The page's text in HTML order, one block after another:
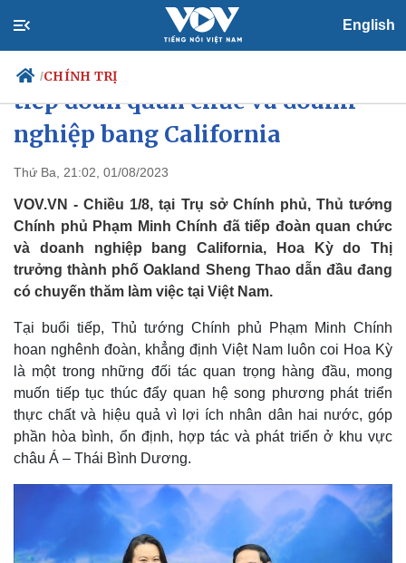
English
/CHÍNH TRỊ
Chính trị
Tổ chức nhân sự
Quốc hội
Nhận diện sự thật
Tin 24h
Dự báo thời tiết
Giáo dục
Dấu ấn VOV
Việc làm
Biển đảo
Thủ tướng Phạm Minh Chính
tiếp đoàn quan chức và doanh
nghiệp bang California
Thứ Ba, 21:02, 01/08/2023
VOV.VN - Chiều 1/8, tại Trụ sở Chính phủ, Thủ tướng
Chính phủ Phạm Minh Chính đã tiếp đoàn quan chức
và doanh nghiệp bang California, Hoa Kỳ do Thị
trưởng thành phố Oakland Sheng Thao dẫn đầu đang
có chuyến thăm làm việc tại Việt Nam.
Tại buổi tiếp, Thủ tướng Chính phủ Phạm Minh Chính
hoan nghênh đoàn, khẳng định Việt Nam luôn coi Hoa Kỳ
là một trong những đối tác quan trọng hàng đầu, mong
muốn tiếp tục thúc đẩy quan hệ song phương phát triển
thực chất và hiệu quả vì lợi ích nhân dân hai nước, góp
phần hòa bình, ổn định, hợp tác và phát triển ở khu vực
châu Á – Thái Bình Dương.